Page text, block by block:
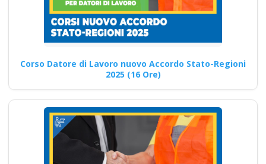
Continua
Corsi per RSPP: Le
Nuove Normative in
Materia di Sicurezza
sul Lavoro
Corso Datore di Lavoro nuovo Accordo Stato-Regioni
2025 (16 Ore)